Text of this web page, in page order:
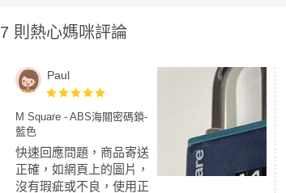
7 則熱心媽咪評論
Paul
M Square - ABS海關密碼鎖-
藍色
快速回應問題，商品寄送
正確，如網頁上的圖片，
沒有瑕疵或不良，使用正